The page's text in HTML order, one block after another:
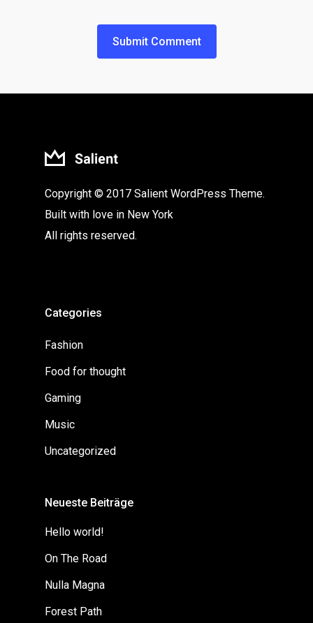
Copyright © 2017 Salient WordPress Theme.
Built with love in New York
All rights reserved.
Categories
Fashion
Food for thought
Gaming
Music
Uncategorized
Neueste Beiträge
Hello world!
On The Road
Nulla Magna
Forest Path